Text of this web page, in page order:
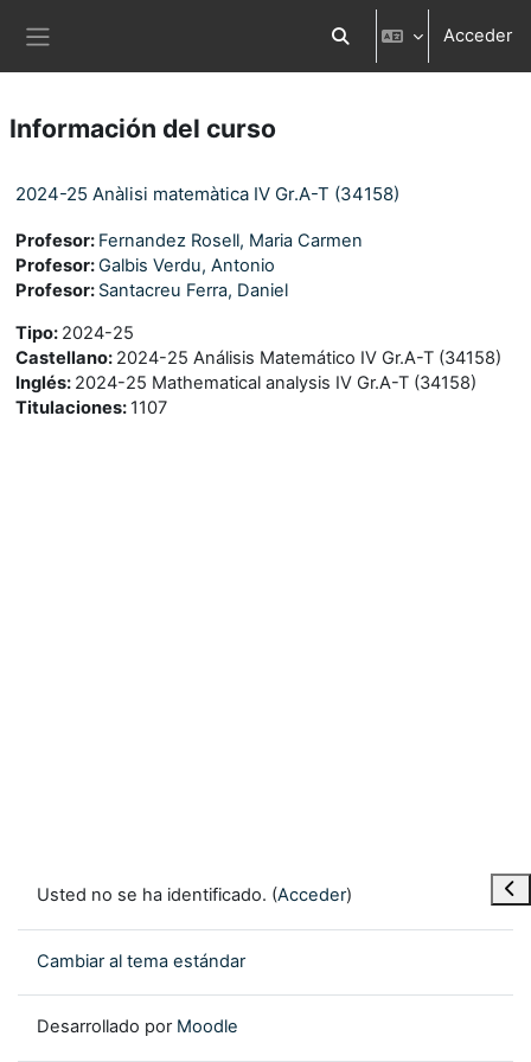
Selector de búsqueda
Acceder
Información del curso
2024-25 Anàlisi matemàtica IV Gr.A-T (34158)
Profesor: Fernandez Rosell, Maria Carmen
Profesor:Galbis Verdu, Antonio
Profesor: Santacreu Ferra, Daniel
Tipo: 2024-25
Castellano: 2024-25 Análisis Matemático IV Gr.A-T (34158)
Inglés: 2024-25 Mathematical analysis IV Gr.A-T (34158)
Titulaciones: 1107
Usted no se ha identificado. (Acceder)
Cambiar al tema estándar
Desarrollado por Moodle